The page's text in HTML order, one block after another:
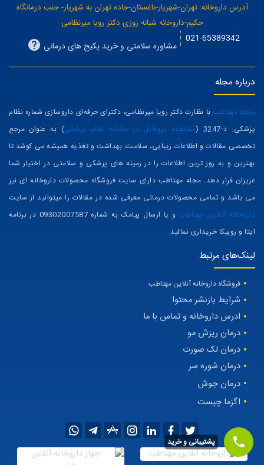
آدرس داروخانه: تهران-شهریار-باغستان-جاده تهران به شهریار- جنب درمانگاه
حکیم-داروخانه شبانه روزی دکتر رویا میرنظامی
021-65389342
مشاوره سلامتی و خرید پکیج های درمانی
درباره مجله
مجله مهتاطببا نظارت دکتر رویا میرنظامی، دکترای حرفه‌ای داروسازی شماره نظام
پزشکی: د-3247 (
مشاهده پروفایل در سامانه نظام پزشکی) به عنوان مرجع
تخصصی مقالات و اطلاعات زیبایی، سلامت، بهداشت و تغذیه همیشه می کوشد تا
بهترین و به روز ترین اطلاعات را در زمینه های پزشکی و سلامتی در اختیار شما
عزیزان قرار دهد. مجله مهتاطب دارای سایت فروشگاه محصولات داروخانه ای نیز
می باشد و تمامی محصولات درمانی معرفی شده در مقالات را میتوانید از سایت
داروخانه آنلاین مهتاطب
و یا ارسال پیامک به شماره 09302007587 در برنامه
ایتا و روبیکا خریداری نمائید.
لینک‌های مرتبط
فروشگاه داروخانه آنلاین مهتاطب
شرایط بازنشر محتوا
ادرس داروخانه و تماس با ما
درمان ریزش مو
درمان لک صورت
درمان شوره سر
درمان جوش
اگزما چیست
پشتیبانی و خرید